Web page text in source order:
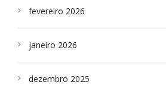
fevereiro 2026
janeiro 2026
dezembro 2025